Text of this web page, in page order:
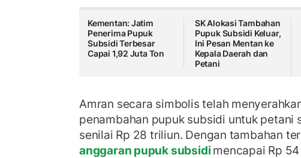
Kementan: Jatim
Penerima Pupuk
Subsidi Terbesar
Capai 1,92 Juta Ton
SK Alokasi Tambahan
Pupuk Subsidi Keluar,
Ini Pesan Mentan ke
Kepala Daerah dan
Petani
Amran secara simbolis telah
penambahan pupuk subsidi untuk petani
senilai Rp 28 triliun. Dengan tambahan
anggaran pupuk subsidi mencapai Rp